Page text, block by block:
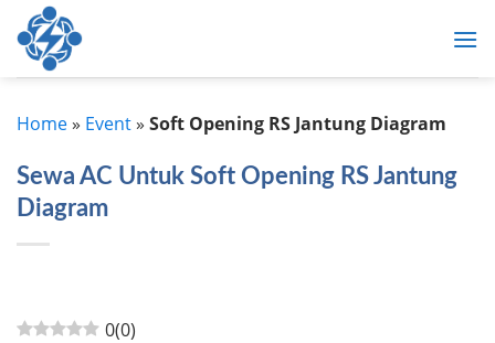
Skip
to
content
Home» Event» Soft Opening RS Jantung Diagram
Sewa AC Untuk Soft Opening RS Jantung
Diagram
0(0)